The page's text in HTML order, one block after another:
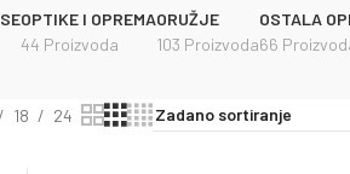
OPTIKE I OPREMA
44 Proizvoda
ORUŽJE
103 Proizvoda
OSTALA
66
18 24